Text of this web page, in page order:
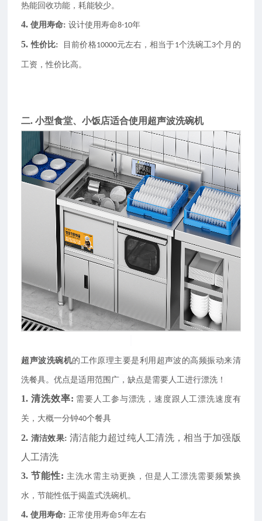
热能回收功能，耗能较少。
4.使用寿命: 设计使用寿命8-10年
5.性价比: 目前价格10000元左右，相当于1个洗碗工3个月的
工资，性价比高。
二. 小型食堂、小饭店适合使用超声波洗碗机
超声波洗碗机的工作原理主要是利用超声波的高频振动来清
洗餐具。优点是适用范围广，缺点是需要人工进行漂洗！
1.清洗效率: 需要人工参与漂洗，速度跟人工漂洗速度有
关，大概一分钟40个餐具
2. 清洁效果: 清洁能力超过纯人工清洗，相当于加强版
人工清洗
3.节能性: 主洗水需主动更换，但是人工漂洗需要频繁换
水，节能性低于揭盖式洗碗机。
4.使用寿命: 正常使用寿命5年左右